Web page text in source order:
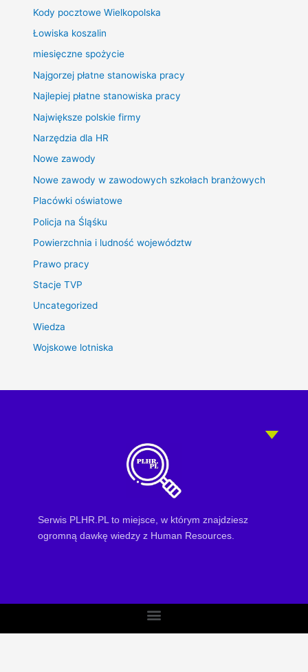
Kody pocztowe Wielkopolska
Łowiska koszalin
miesięczne spożycie
Najgorzej płatne stanowiska pracy
Najlepiej płatne stanowiska pracy
Największe polskie firmy
Narzędzia dla HR
Nowe zawody
Nowe zawody w zawodowych szkołach branżowych
Placówki oświatowe
Policja na Śląśku
Powierzchnia i ludność województw
Prawo pracy
Stacje TVP
Uncategorized
Wiedza
Wojskowe lotniska
Serwis PLHR.PL to miejsce, w którym znajdziesz
ogromną dawkę wiedzy z Human Resources.
Menu